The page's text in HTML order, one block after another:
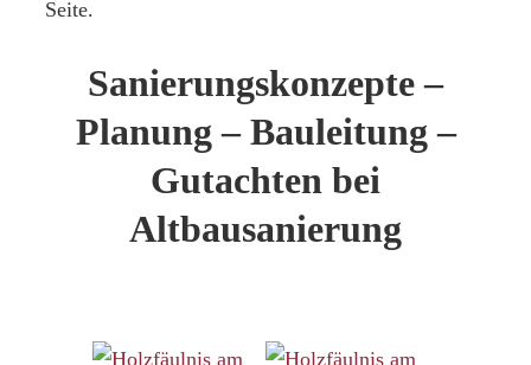
Seite.
Sanierungskonzepte –
Planung – Bauleitung –
Gutachten bei
Altbausanierung